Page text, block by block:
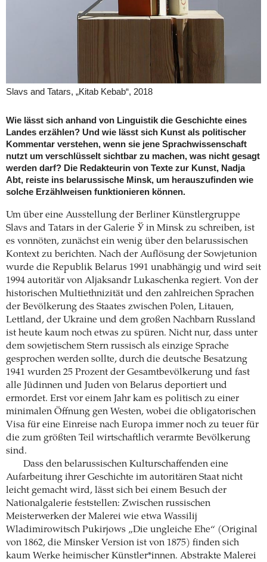
Slavs and Tatars, „Kitab Kebab“, 2018
Wie lässt sich anhand von Linguistik die Geschichte eines
Landes erzählen? Und wie lässt sich Kunst als politischer
Kommentar verstehen, wenn sie jene Sprachwissenschaft
nutzt um verschlüsselt sichtbar zu machen, was nicht gesagt
werden darf? Die Redakteurin von Texte zur Kunst, Nadja
Abt, reiste ins belarussische Minsk, um herauszufinden wie
solche Erzählweisen funktionieren können.
Um über eine Ausstellung der Berliner Künstlergruppe
Slavs and Tatars in der Galerie Ў in Minsk zu schreiben, ist
es vonnöten, zunächst ein wenig über den belarussischen
Kontext zu berichten. Nach der Auflösung der Sowjetunion
wurde die Republik Belarus 1991 unabhängig und wird seit
1994 autoritär von Aljaksandr Lukaschenka regiert. Von der
historischen Multiethnizität und den zahlreichen Sprachen
der Bevölkerung des Staates zwischen Polen, Litauen,
Lettland, der Ukraine und dem großen Nachbarn Russland
ist heute kaum noch etwas zu spüren. Nicht nur, dass unter
dem sowjetischem Stern russisch als einzige Sprache
gesprochen werden sollte, durch die deutsche Besatzung
1941 wurden 25 Prozent der Gesamtbevölkerung und fast
alle Jüdinnen und Juden von Belarus deportiert und
ermordet. Erst vor einem Jahr kam es politisch zu einer
minimalen Öffnung gen Westen, wobei die obligatorischen
Visa für eine Einreise nach Europa immer noch zu teuer für
die zum größten Teil wirtschaftlich verarmte Bevölkerung
sind.
Dass den belarussischen Kulturschaffenden eine
Aufarbeitung ihrer Geschichte im autoritären Staat nicht
leicht gemacht wird, lässt sich bei einem Besuch der
Nationalgalerie feststellen: Zwischen russischen
Meisterwerken der Malerei wie etwa Wassilij
Wladimirowitsch Pukirjows „Die ungleiche Ehe“ (Original
von 1862, die Minsker Version ist von 1875) finden sich
kaum Werke heimischer Künstler*innen. Abstrakte Malerei